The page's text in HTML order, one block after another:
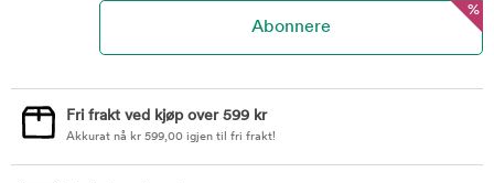
%
Fri frakt ved kjøp over 599 kr
Akkurat nå kr 599,00 igjen til fri frakt!